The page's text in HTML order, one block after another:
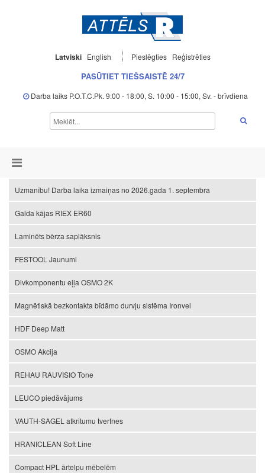
Latviski English Pieslēgties Reģistrēties
PASŪTIET TIEŠSAISTĒ 24/7
Darba laiks P.O.T.C.Pk. 9:00 - 18:00, S. 10:00 - 15:00, Sv. - brīvdiena
Uzmanību! Darba laika izmaiņas no 2026.gada 1. septembra
Galda kājas RIEX ER60
Laminēts bērza saplāksnis
FESTOOL Jaunumi
Divkomponentu eļļa OSMO 2K
Magnētiskā bezkontakta bīdāmo durvju sistēma Ironvel
HDF Deep Matt
OSMO Akcija
REHAU RAUVISIO Tone
LEUCO piedāvājums
VAUTH-SAGEL atkritumu tvertnes
HRANICLEAN Soft Line
Compact HPL ārtelpu mēbelēm